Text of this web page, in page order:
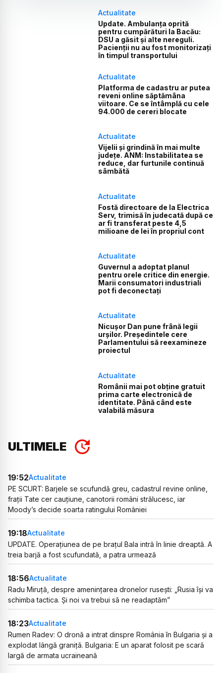
Actualitate
Update. Ambulanța oprită
pentru cumpărături la Bacău:
DSU a găsit și alte nereguli.
Pacienții nu au fost monitorizați
în timpul transportului
Actualitate
Platforma de cadastru ar putea
reveni online săptămâna
viitoare. Ce se întâmplă cu cele
94.000 de cereri blocate
Actualitate
Vijelii și grindină în mai multe
județe. ANM: Instabilitatea se
reduce, dar furtunile continuă
sâmbătă
Actualitate
Fostă directoare de la Electrica
Serv, trimisă în judecată după ce
ar fi transferat peste 4,5
milioane de lei în propriul cont
Actualitate
Guvernul a adoptat planul
pentru orele critice din energie.
Marii consumatori industriali
pot fi deconectați
Actualitate
Nicușor Dan pune frână legii
urșilor. Președintele cere
Parlamentului să reexamineze
proiectul
Actualitate
Românii mai pot obține gratuit
prima carte electronică de
identitate. Până când este
valabilă măsura
ULTIMELE
19:52Actualitate
PE SCURT: Barjele se scufundă greu, cadastrul revine online,
frații Tate cer cauțiune, canotorii români strălucesc, iar
Moody’s decide soarta ratingului României
19:18Actualitate
UPDATE. Operațiunea de pe brațul Bala intră în linie dreaptă. A
treia barjă a fost scufundată, a patra urmează
18:56Actualitate
Radu Miruță, despre amenințarea dronelor rusești: „Rusia își va
schimba tactica. Și noi va trebui să ne readaptăm”
18:23Actualitate
Rumen Radev: O dronă a intrat dinspre România în Bulgaria și a
explodat lângă graniță. Bulgaria: E un aparat folosit pe scară
largă de armata ucraineană